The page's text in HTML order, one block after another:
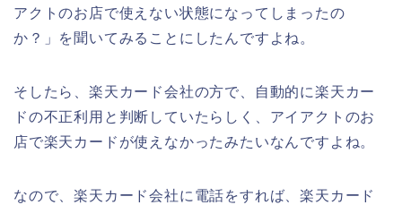
アクトのお店で使えない状態になってしまったの
か？」を聞いてみることにしたんですよね。
そしたら、楽天カード会社の方で、自動的に楽天カー
ドの不正利用と判断していたらしく、アイアクトのお
店で楽天カードが使えなかったみたいなんですよね。
なので、楽天カード会社に電話をすれば、楽天カード